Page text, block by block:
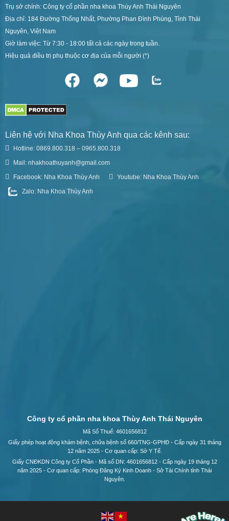
Trụ sở chính: Công ty cổ phần nha khoa Thùy Anh Thái Nguyên
Địa chỉ: 184 Đường Thống Nhất, Phường Phan Đình Phùng, Tỉnh Thái
Nguyên, Việt Nam
Giờ làm việc: Từ 7:30 - 18:00 tất cả các ngày trong tuần.
Hiệu quả điều trị phụ thuộc cơ địa của mỗi người (*)
Liên hệ với Nha Khoa Thùy Anh qua các kênh sau:
Hotline: 0869.800.318 – 0965.800.318
Mail: nhakhoathuyanh@gmail.com
Facebook: Nha Khoa Thùy Anh
Youtube: Nha Khoa Thùy Anh
Zalo: Nha Khoa Thùy Anh
Công ty cổ phần nha khoa Thùy Anh Thái Nguyên
Mã Số Thuế: 4601656812
Giấy phép hoạt động khám bệnh, chữa bệnh số 660/TNG-GPHĐ - Cấp ngày 31 tháng
12 năm 2025 - Cơ quan cấp: Sở Y Tế.
Giấy CNĐKDN Công ty Cổ Phần - Mã số DN: 4601656812 - Cấp ngày 19 tháng 12
năm 2025 - Cơ quan cấp: Phòng Đăng Ký Kinh Doanh - Sở Tài Chính tỉnh Thái
Nguyên.